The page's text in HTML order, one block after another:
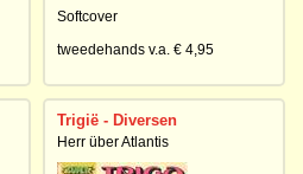
Softcover
tweedehands v.a. € 4,95
Trigië - Diversen
Herr über Atlantis